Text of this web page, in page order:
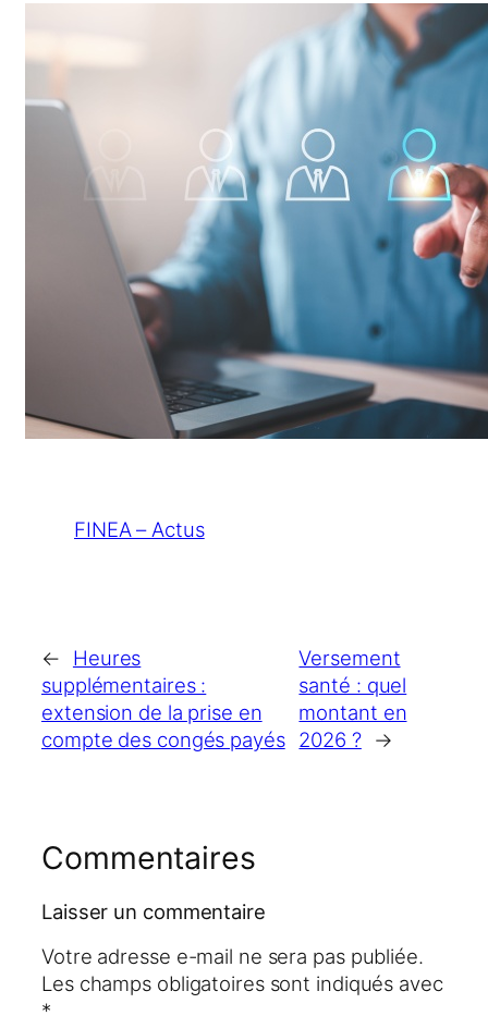
FINEA – Actus
←
Heures
supplémentaires :
extension de la prise en
compte des congés payés
Versement
santé : quel
montant en
2026 ? →
Commentaires
Laisser un commentaire
Votre adresse e-mail ne sera pas publiée.
Les champs obligatoires sont indiqués avec
*